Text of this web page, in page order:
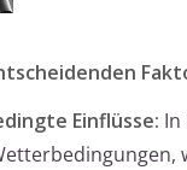
Einflüsse: In